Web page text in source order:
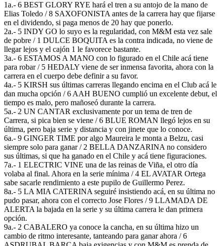
1a.- 6 BEST GLORY RYE hará el tren a su antojo de la mano de
Elias Toledo / 8 SAXOFONISTA antes de la carrera hay que fijarse
en el dividendo, si paga menos de 20 hay que ponerlo.
2a.- 5 INDY GO lo suyo es la regularidad, con M&M esta vez sale
de pobre / 1 DULCE BOQUITA es la contra indicada, no viene de
llegar lejos y el cajón 1 le favorece bastante.
3a.- 6 ESTAMOS A MANO con lo figurado en el Chile acá tiene
para robar / 5 HEDALY viene de ser inmensa favorita, ahora con la
carrera en el cuerpo debe definir a su favor.
4a.- 5 KIRSH sus últimas carreras llegando encima en el Club acá le
dan mucha opción / 6 AAH BUENO cumplió un excelente debut, el
tiempo es malo, pero mañoseó durante la carrera.
5a.- 2 UN CANTAR exclusivamente por un tema de tren de
Carrera, si pica bien se viene / 6 BLUE ROMAN llegó lejos en su
última, pero baja serie y distancia y con jinete que lo conoce.
6a.- 9 GINGER TIME por algo Maureira le monta a Belzu, casi
siempre solo para ganar / 2 BELLA DANZARINA no considero
sus últimas, si que ha ganado en el Chile y acá tiene figuraciones.
7a.- 1 ELECTRIC VINE una de las reinas de Viña, el otro día
volaba al final. Ahora en la serie mínima / 4 EL AVATAR Ortega
sabe sacarle rendimiento a este pupilo de Guillermo Perez.
8a.- 5 LA MIA CATERINA seguiré insistiendo acá, en su última no
pudo pasar, ahora con el correcto Jose Flores / 9 LLAMADA DE
ALERTA la bajada en la serie y su última carrera le dan primera
opción.
9a.- 2 CABALERO ya conoce la cancha, en su última hizo un
cambio de ritmo interesante, tanteando para ganar ahora / 6